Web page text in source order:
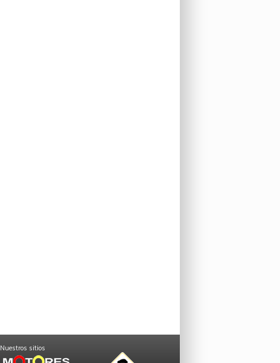
Nuestros sitios